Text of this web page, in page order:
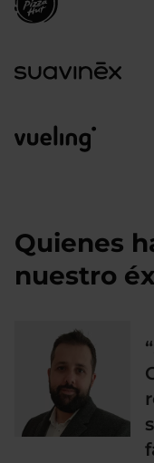
Quienes
nuestro